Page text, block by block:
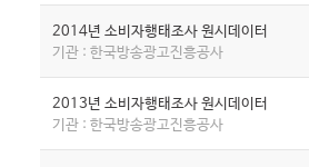
2014년 소비자행태조사 원시데이터
기관 : 한국방송광고진흥공사
2013년 소비자행태조사 원시데이터
기관 : 한국방송광고진흥공사